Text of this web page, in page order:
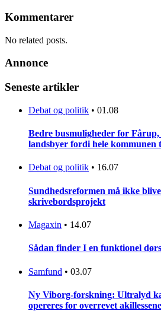
Kommentarer
No related posts.
Annonce
Seneste artikler
Debat og politik • 01.08
Bedre busmuligheder for Fårup,
landsbyer fordi hele kommunen
Debat og politik • 16.07
Sundhedsreformen må ikke
skrivebordsprojekt
Magaxin • 14.07
Sådan finder I en funktionel
Samfund • 03.07
Ny Viborg-forskning: Ultralyd
opereres for overrevet akillessene